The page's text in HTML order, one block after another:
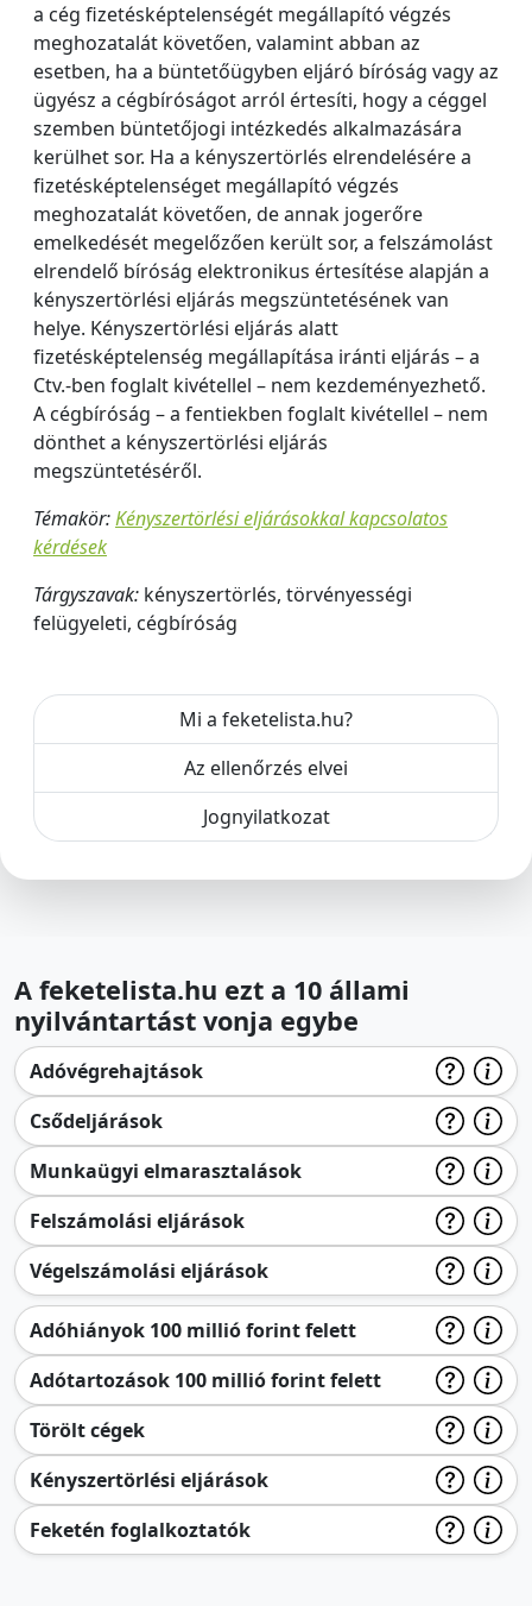
a cég fizetésképtelenségét megállapító végzés
meghozatalát követően, valamint abban az
esetben, ha a büntetőügyben eljáró bíróság vagy az
ügyész a cégbíróságot arról értesíti, hogy a céggel
szemben büntetőjogi intézkedés alkalmazására
kerülhet sor. Ha a kényszertörlés elrendelésére a
fizetésképtelenséget megállapító végzés
meghozatalát követően, de annak jogerőre
emelkedését megelőzően került sor, a felszámolást
elrendelő bíróság elektronikus értesítése alapján a
kényszertörlési eljárás megszüntetésének van
helye. Kényszertörlési eljárás alatt
fizetésképtelenség megállapítása iránti eljárás – a
Ctv.-ben foglalt kivétellel – nem kezdeményezhető.
A cégbíróság – a fentiekben foglalt kivétellel – nem
dönthet a kényszertörlési eljárás
megszüntetéséről.
Témakör:Kényszertörlési eljárásokkal kapcsolatos
kérdések
Tárgyszavak: kényszertörlés, törvényességi
felügyeleti, cégbíróság
Mi a feketelista.hu?
Az ellenőrzés elvei
Jognyilatkozat
A feketelista.hu ezt a 10 állami
nyilvántartást vonja egybe
Adóvégrehajtások
Csődeljárások
Munkaügyi elmarasztalások
Felszámolási eljárások
Végelszámolási eljárások
Adóhiányok 100 millió forint felett
Adótartozások 100 millió forint felett
Törölt cégek
Kényszertörlési eljárások
Feketén foglalkoztatók